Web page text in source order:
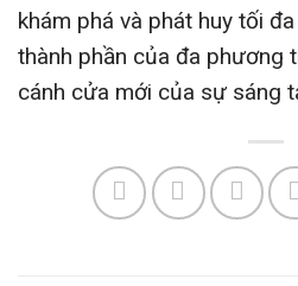
khám phá và phát huy tối
thành phần của đa phương
cánh cửa mới của sự sáng